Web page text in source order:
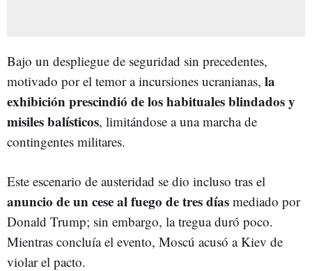
Bajo un despliegue de seguridad sin precedentes,
motivado por el temor a incursiones ucranianas, la
exhibición prescindió de los habituales blindados y
misiles balísticos, limitándose a una marcha de
contingentes militares.
Este escenario de austeridad se dio incluso tras el
anuncio de un cese al fuego de tres días mediado por
Donald Trump; sin embargo, la tregua duró poco.
Mientras concluía el evento, Moscú acusó a Kiev de
violar el pacto.